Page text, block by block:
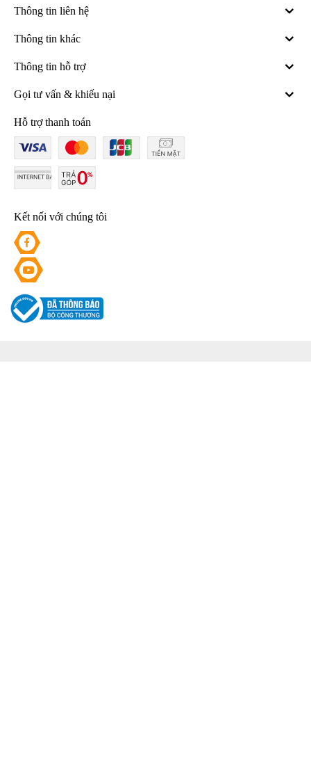
Thông tin liên hệ
Thông tin khác
Thông tin hỗ trợ
Gọi tư vấn & khiếu nại
Hỗ trợ thanh toán
Kết nối với chúng tôi